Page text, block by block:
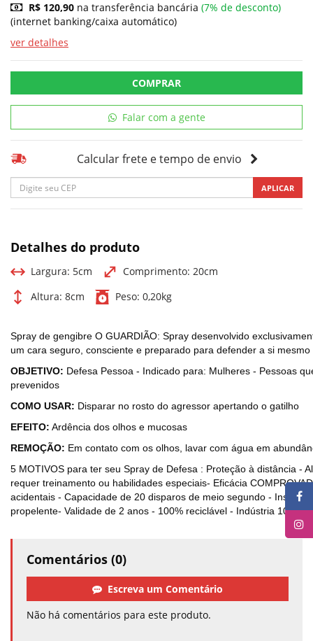
R$ 120,90 na transferência bancária (7% de desconto)
(internet banking/caixa automático)
ver detalhes
COMPRAR
Falar com a gente
Calcular frete e tempo de envio
APLICAR
Detalhes do produto
Largura: 5cm Comprimento: 20cm
Altura: 8cm Peso: 0,20kg
Spray de gengibre O GUARDIÃO: Spray desenvolvido
um cara seguro, consciente e preparado para defender a si
OBJETIVO: Defesa Pessoa - Indicado para: Mulheres - Pessoas
prevenidos
COMO USAR: Disparar no rosto do agressor apertando o gatilho
EFEITO: Ardência dos olhos e mucosas
REMOÇÃO: Em contato com os olhos, lavar com água em
5 MOTIVOS para ter seu Spray de Defesa : Proteção à distância -
requer treinamento ou habilidades especiais- Eficácia
acidentais - Capacidade de 20 disparos de meio segundo -
propelente- Validade de 2 anos - 100% reciclável - Indústria 100%
Comentários (0)
Escreva um Comentário
Não há comentários para este produto.